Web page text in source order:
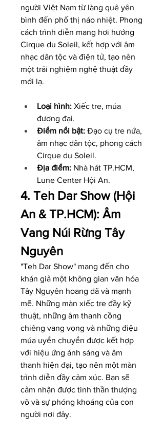
người Việt Nam từ làng quê yên
bình đến phố thị náo nhiệt. Phong
cách trình diễn mang hơi hướng
Cirque du Soleil, kết hợp với âm
nhạc dân tộc và điện tử, tạo nên
một trải nghiệm nghệ thuật đầy
mới lạ.
Loại hình: Xiếc tre, múa
đương đại.
Điểm nổi bật: Đạo cụ tre nứa,
âm nhạc dân tộc, phong cách
Cirque du Soleil.
Địa điểm: Nhà hát TP.HCM,
Lune Center Hội An.
4. Teh Dar Show (Hội
An & TP.HCM): Âm
Vang Núi Rừng Tây
Nguyên
"Teh Dar Show" mang đến cho
khán giả một không gian văn hóa
Tây Nguyên hoang dã và mạnh
mẽ. Những màn xiếc tre đầy kỹ
thuật, những âm thanh cồng
chiêng vang vọng và những điệu
múa uyển chuyển được kết hợp
với hiệu ứng ánh sáng và âm
thanh hiện đại, tạo nên một màn
trình diễn đầy cảm xúc. Bạn sẽ
cảm nhận được tinh thần thượng
võ và sự phóng khoáng của con
người nơi đây.